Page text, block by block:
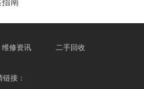
维修资讯 二手回收
链接：